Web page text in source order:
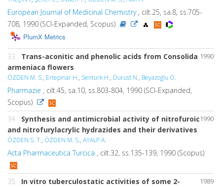
European Journal of Medicinal Chemistry, cilt.25, sa.8, ss.705-
708, 1990 (SCI-Expanded, Scopus)
PlumX Metrics
1990
33. Trans-aconitic and phenolic acids from Consolida
armeniaca flowers
ÖZDEN M. S., Ertepinar H., Senturk H., Durust N., Beyazoglu O.
Pharmazie , cilt.45, sa.10, ss.803-804, 1990 (SCI-Expanded,
Scopus)
1990
34. Synthesis and antimicrobial activity of nitrofuroic
and nitrofurylacrylic hydrazides and their derivatives
ÖZDEN S. T., ÖZDEN M. S., AYALP A.
Acta Pharmaceutica Turcica , cilt.32, ss.135-139, 1990 (Scopus)
1989
35. In vitro tuberculostatic activities of some 2-